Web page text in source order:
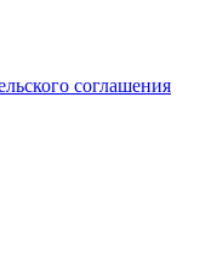
соглашения